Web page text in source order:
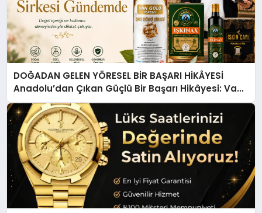
DOĞADAN GELEN YÖRESEL BİR BAŞARI HİKÂYESİ
Anadolu’dan Çıkan Güçlü Bir Başarı Hikâyesi: Van
Gölü Yöresel Işkın Kökü Sirkesi